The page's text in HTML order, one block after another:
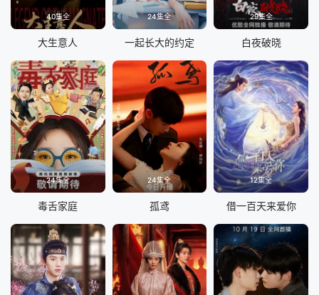
40集全
大生意人
24集全
一起长大的约定
29集全
白夜破晓
24集全
毒舌家庭
24集全
孤鸢
12集全
借一百天来爱你